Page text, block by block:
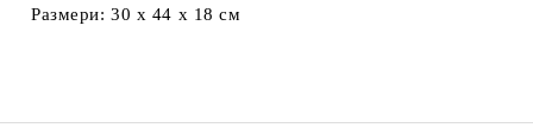
Размери: 30 х 44 х 18 см